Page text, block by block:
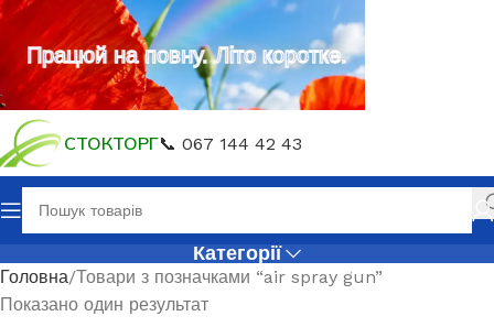
СТОКТОРГ📞 067 144 42 43
Категорії
Головна Товари з позначками “air spray gun”
Показано один результат
Працюй на повну. Літо коротке.